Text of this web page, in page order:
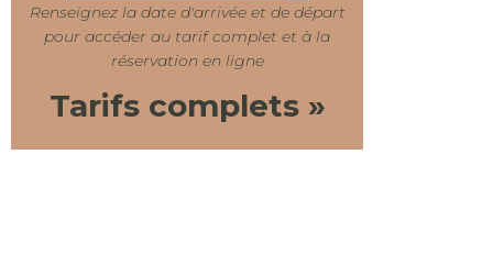
Renseignez la date d'arrivée et de départ
pour accéder au tarif complet et à la
réservation en ligne
Tarifs complets